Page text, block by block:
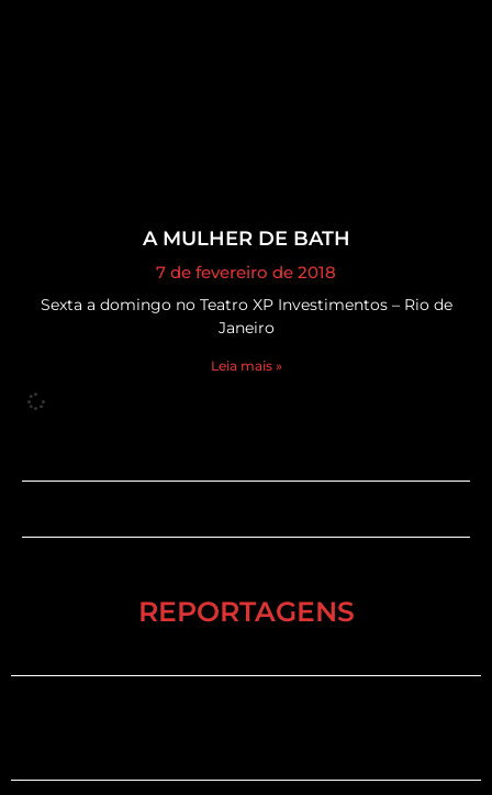
A MULHER DE BATH
7 de fevereiro de 2018
Sexta a domingo no Teatro XP Investimentos – Rio de
Janeiro
Leia mais »
REPORTAGENS